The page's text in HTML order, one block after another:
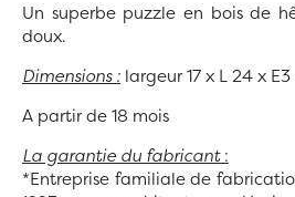
Un superbe puzzle en bois de
doux.
Dimensions : largeur 17 x L 24 x
A partir de 18 mois
La garantie du fabricant:
*Entreprise familiale de